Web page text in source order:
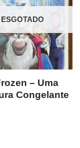
ESGOTADO
– Uma
Congelante